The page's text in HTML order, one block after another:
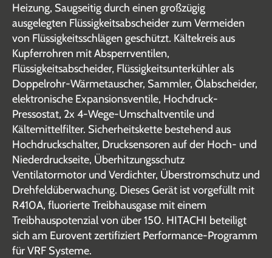
Heizung, Saugseitig durch einen großzügig
ausgelegten Flüssigkeitsabscheider zum Vermeiden
von Flüssigkeitsschlägen geschützt. Kältekreis aus
Kupferrohren mit Absperrventilen,
Flüssigkeitsabscheider, Flüssigkeitsunterkühler als
Doppelrohr-Wärmetauscher, Sammler, Ölabscheider,
elektronische Expansionsventile, Hochdruck-
Pressostat, 2x 4-Wege-Umschaltventile und
Kältemittelfilter. Sicherheitskette bestehend aus
Hochdruckschalter, Drucksensoren auf der Hoch- und
Niederdruckseite, Überhitzungsschutz
Ventilatormotor und Verdichter, Überstromschutz und
Drehfeldüberwachung. Dieses Gerät ist vorgefüllt mit
R410A, fluorierte Treibhausgase mit einem
Treibhauspotenzial von über 150. HITACHI beteiligt
sich am Eurovent zertifiziert Performance-Programm
für VRF Systeme.